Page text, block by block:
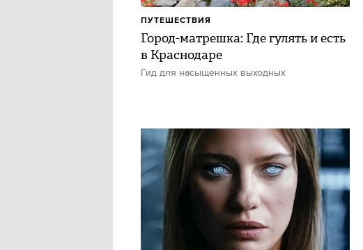
Город-матрешка: Где гулять и есть
в Краснодаре
Гид для насыщенных выходных
ПУТЕШЕСТВИЯ